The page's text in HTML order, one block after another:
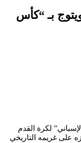
بـ “كأس
لكرة القدم
على غريمه التاريخي